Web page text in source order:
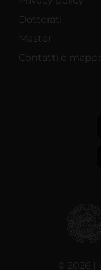
Dottorati
Master
Contatti e
© 2026